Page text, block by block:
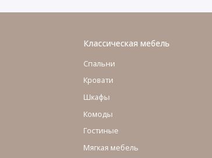
Классическая мебель
Спальни
Кровати
Шкафы
Комоды
Гостиные
Мягкая мебель